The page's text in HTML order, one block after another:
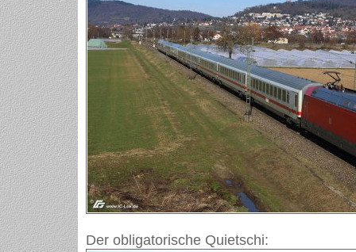
Der obligatorische Quietschi: